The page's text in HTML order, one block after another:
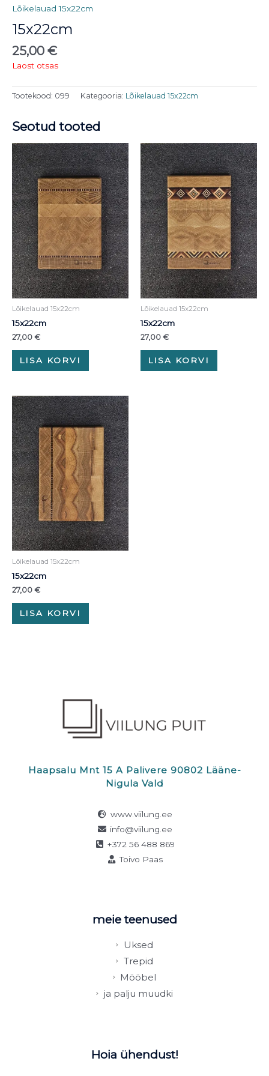
Lõikelauad 15x22cm
15x22cm
25,00 €
Laost otsas
Tootekood: 099 Kategooria: Lõikelauad 15x22cm
Seotud tooted
Lõikelauad 15x22cm
15x22cm
27,00 €
LISA KORVI
Lõikelauad 15x22cm
15x22cm
27,00 €
LISA KORVI
Lõikelauad 15x22cm
15x22cm
27,00 €
LISA KORVI
Haapsalu Mnt 15 A Palivere 90802 Lääne-
Nigula Vald
www.viilung.ee
info@viilung.ee
+372 56 488 869
Toivo Paas
meie teenused
Uksed
Trepid
Mööbel
ja palju muudki
Hoia ühendust!